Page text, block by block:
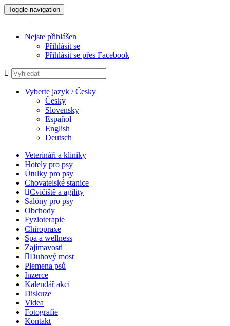
Toggle navigation
Nejste přihlášen
Přihlásit se
Přihlásit se přes Facebook
Vyberte jazyk / Česky
Česky
Slovensky
Espaňol
English
Deutsch
Veterináři a kliniky
Hotely pro psy
Útulky pro psy
Chovatelské stanice
Cvičiště a agility
Salóny pro psy
Obchody
Fyzioterapie
Chiropraxe
Spa a wellness
Zajímavosti
Duhový most
Plemena psů
Inzerce
Kalendář akcí
Diskuze
Videa
Fotografie
Kontakt